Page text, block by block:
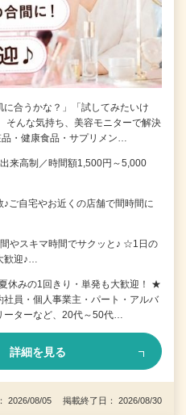
に合うかな？」「試してみたいけ
そんな気持ち、美容モニターで解決
・健康食品・サプリメン…
来高制／時間額1,500円～5,000
自宅やお近くの店舗で間時間に
やスキマ時間でサクッと♪ ☆1日の
歓迎♪…
休みの1回きり・単発も大歓迎！ ★
員・個人事業主・パート・アルバ
ーターなど、20代～50代…
詳細を見る
2026/08/05 掲載終了日： 2026/08/30